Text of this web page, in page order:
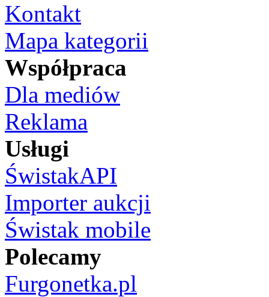
Kontakt
Mapa kategorii
Współpraca
Dla mediów
Reklama
Usługi
ŚwistakAPI
Importer aukcji
Świstak mobile
Polecamy
Furgonetka.pl